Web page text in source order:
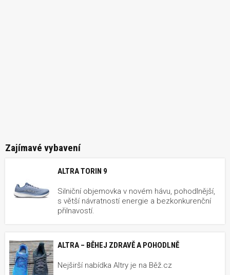
Zajímavé vybavení
ALTRA TORIN 9
Silniční objemovka v novém hávu, pohodlnější,
s větší návratností energie a bezkonkurenční
přilnavostí.
ALTRA – BĚHEJ ZDRAVĚ A POHODLNĚ
Nejširší nabídka Altry je na Běž.cz